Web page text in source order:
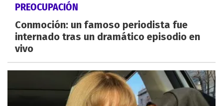
PREOCUPACIÓN
Conmoción: un famoso periodista fue
internado tras un dramático episodio en
vivo